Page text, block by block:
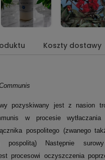
Koszty dostawy
pozyskiwany jest z nasion
w procesie
pospolitego (zwanego
pospolitą) Następnie
procesowi oczyszczenia